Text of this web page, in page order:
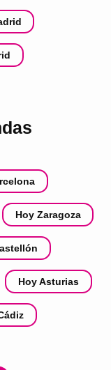
Hoy Zaragoza
Hoy Asturias